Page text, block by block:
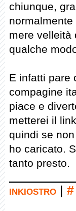
chiunque,
mere velleità
qualche
E infatti pare
compagine
piace e
metterei il
quindi se
ho caricato.
tanto presto.
inkiostro #